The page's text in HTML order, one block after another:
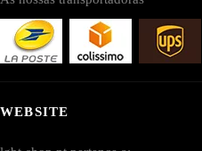
WEBSITE